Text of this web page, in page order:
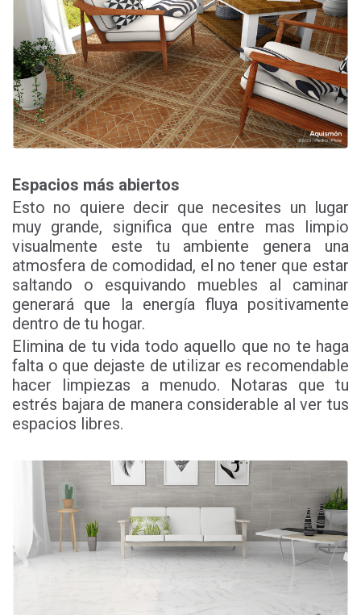
Espacios más abiertos
Esto no quiere decir que necesites un lugar
muy grande, significa que entre mas limpio
visualmente este tu ambiente genera una
atmosfera de comodidad, el no tener que estar
saltando o esquivando muebles al caminar
generará que la energía fluya positivamente
dentro de tu hogar.
Elimina de tu vida todo aquello que no te haga
falta o que dejaste de utilizar es recomendable
hacer limpiezas a menudo. Notaras que tu
estrés bajara de manera considerable al ver tus
espacios libres.